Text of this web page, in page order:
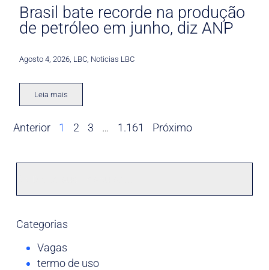
Brasil bate recorde na produção
de petróleo em junho, diz ANP
Agosto 4, 2026 LBC Noticias LBC
Leia mais
Anterior 1 2 3 … 1.161 Próximo
Categorias
Vagas
termo de uso